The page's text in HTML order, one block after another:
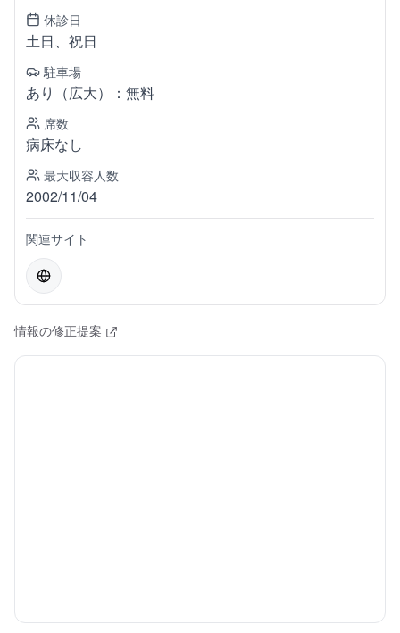
休診日
土日、祝日
駐車場
あり（広大）：無料
席数
病床なし
最大収容人数
2002/11/04
関連サイト
情報の修正提案